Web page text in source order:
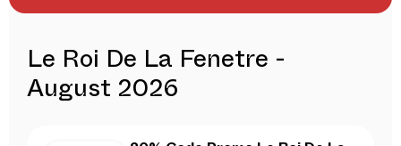
Le Roi De La Fenetre -
August 2026